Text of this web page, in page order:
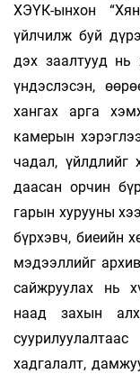
ХЭҮК-ынхон
үйлчилж буй
дэх заалтууд нь
үндэслэсэн,
хангах арга
камерын
чадал, үйлдлийг
даасан орчин
гарын хурууны
бүрхэвч, биеийн
мэдээллийг
сайжруулах нь
наад захын
хадгалалт,